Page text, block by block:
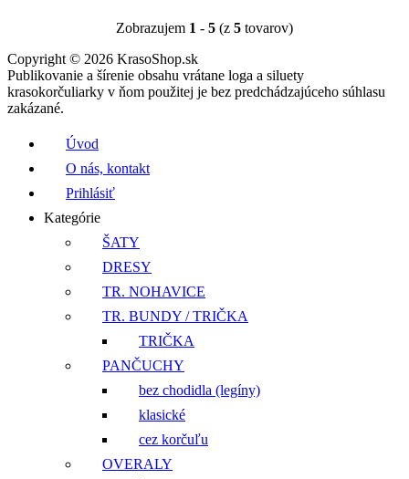
Zobrazujem 1 - 5 (z 5 tovarov)
Copyright © 2026 KrasoShop.sk
Publikovanie a šírenie obsahu vrátane loga a siluety
krasokorčuliarky v ňom použitej je bez predchádzajúceho súhlasu
zakázané.
Úvod
O nás, kontakt
Prihlásiť
Kategórie
ŠATY
DRESY
TR. NOHAVICE
TR. BUNDY / TRIČKA
TRIČKA
PANČUCHY
bez chodidla (legíny)
klasické
cez korčuľu
OVERALY